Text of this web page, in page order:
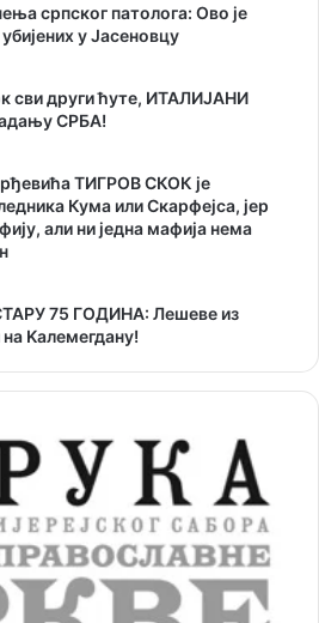
српског патолога: Ово је
у Јасеновцу
други ћуте, ИТАЛИЈАНИ
СРБА!
ТИГРОВ СКОК је
Кума или Скарфејса, јер
али ни једна мафија нема
75 ГОДИНА: Лешеве из
Kалемегдану!